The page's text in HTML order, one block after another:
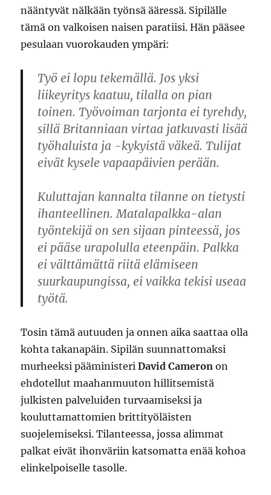
nääntyvät nälkään työnsä ääressä. Sipilälle
tämä on valkoisen naisen paratiisi. Hän pääsee
pesulaan vuorokauden ympäri:
Työ ei lopu tekemällä. Jos yksi
liikeyritys kaatuu, tilalla on pian
toinen. Työvoiman tarjonta ei tyrehdy,
sillä Britanniaan virtaa jatkuvasti lisää
työhaluista ja -kykyistä väkeä. Tulijat
eivät kysele vapaapäivien perään.
Kuluttajan kannalta tilanne on tietysti
ihanteellinen. Matalapalkka-alan
työntekijä on sen sijaan pinteessä, jos
ei pääse urapolulla eteenpäin. Palkka
ei välttämättä riitä elämiseen
suurkaupungissa, ei vaikka tekisi useaa
työtä.
Tosin tämä autuuden ja onnen aika saattaa olla
kohta takanapäin. Sipilän suunnattomaksi
murheeksi pääministeriDavid Cameron on
ehdotellut maahanmuuton hillitsemistä
julkisten palveluiden turvaamiseksi ja
kouluttamattomien brittityöläisten
suojelemiseksi. Tilanteessa, jossa alimmat
palkat eivät ihonväriin katsomatta enää kohoa
elinkelpoiselle tasolle.